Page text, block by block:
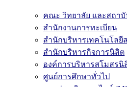
คณะ วิทยาลัย และสถา
สำนักงานการทะเบียน
สำนักบริหารเทคโนโลยี
สำนักบริหารกิจการนิสิต
องค์การบริหารสโมสรนิ
ศูนย์การศึกษาทั่วไป